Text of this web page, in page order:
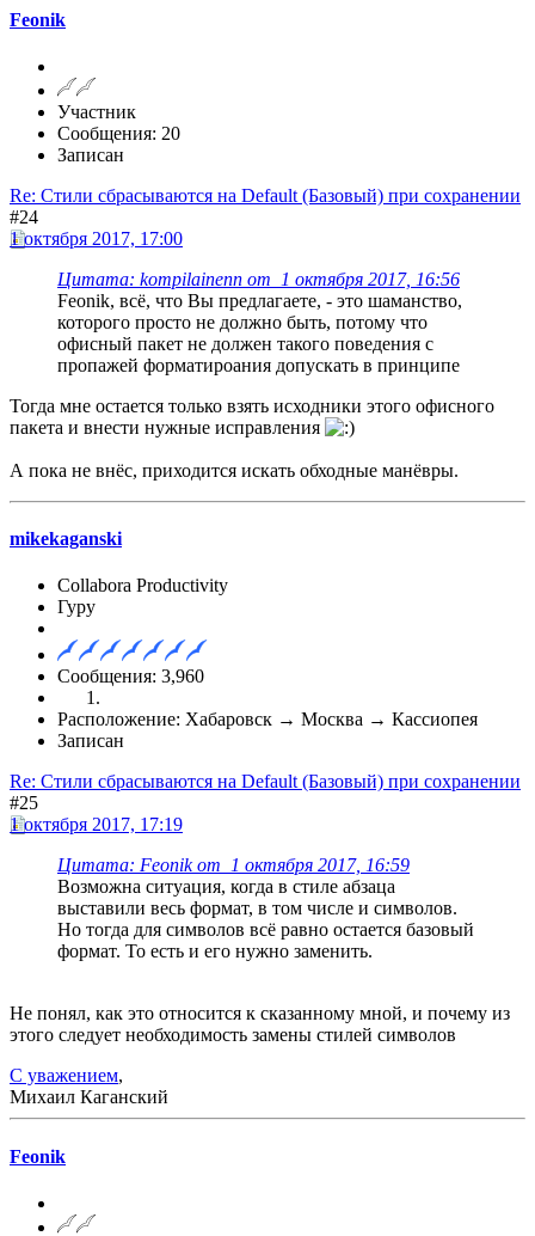
Feonik
Участник
Сообщения: 20
Записан
Re: Стили сбрасываются на Default (Базовый) при сохранении
#24
1 октября 2017, 17:00
Цитата: kompilainenn от 1 октября 2017, 16:56
Feonik, всё, что Вы предлагаете, - это шаманство,
которого просто не должно быть, потому что
офисный пакет не должен такого поведения с
пропажей форматироания допускать в принципе
Тогда мне остается только взять исходники этого офисного
пакета и внести нужные исправления
А пока не внёс, приходится искать обходные манёвры.
mikekaganski
Collabora Productivity
Гуру
Сообщения: 3,960
Расположение: Хабаровск → Москва → Кассиопея
Записан
Re: Стили сбрасываются на Default (Базовый) при сохранении
#25
1 октября 2017, 17:19
Цитата: Feonik от 1 октября 2017, 16:59
Возможна ситуация, когда в стиле абзаца
выставили весь формат, в том числе и символов.
Но тогда для символов всё равно остается базовый
формат. То есть и его нужно заменить.
Не понял, как это относится к сказанному мной, и почему из
этого следует необходимость замены стилей символов
С уважением,
Михаил Каганский
Feonik